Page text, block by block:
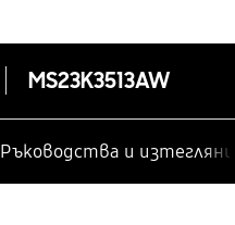
MS23K3513AW
Ръководства и